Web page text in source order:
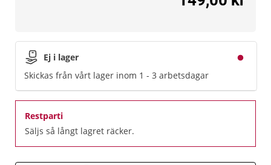
Ej i lager
Skickas från vårt lager inom 1 - 3 arbetsdagar
Restparti
Säljs så långt lagret räcker.